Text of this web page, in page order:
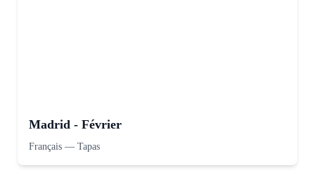
Madrid - Février
Français — Tapas